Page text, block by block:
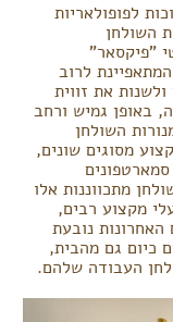
לפופולאריות
השולחן
"פיקסאר"
לרוב
את זווית
באופן גמיש ורחב
השולחן
מסוגים שונים,
מתכווננות אלו
מקצוע רבים,
האחרונות נובעת
כיום גם מהבית,
העבודה שלהם.